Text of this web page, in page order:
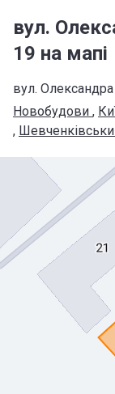
вул.
19 на мапі
вул.
Новобудови ,
,